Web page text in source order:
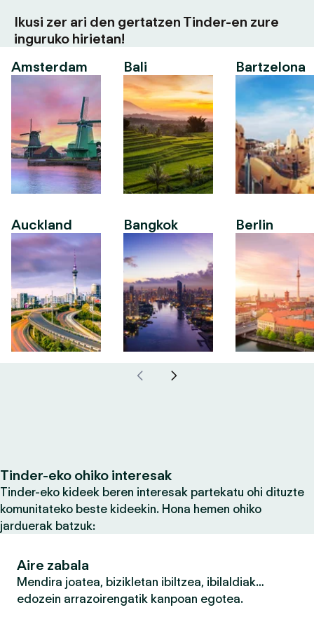
Ikusi zer ari den gertatzen Tinder-en zure
inguruko hirietan!
Amsterdam
Auckland
Bali
Bangkok
Bartzelona
Berlin
Tinder-eko ohiko interesak
Tinder-eko kideek beren interesak partekatu ohi dituzte
komunitateko beste kideekin. Hona hemen ohiko
jarduerak batzuk:
Aire zabala
Mendira joatea, bizikletan ibiltzea, ibilaldiak…
edozein arrazoirengatik kanpoan egotea.